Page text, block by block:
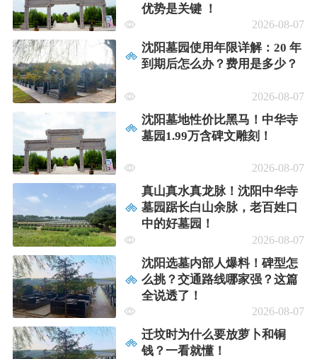
优势是关键​ ！
2026-08-07
沈阳墓园使用年限详解：20 年
到期后怎么办？费用是多少？
2026-08-07
沈阳墓地性价比黑马！中华寺
墓园1.99万含碑文雕刻！
2026-08-07
真山真水真龙脉！沈阳中华寺
墓园踞长白山余脉，老百姓口
中的好墓园！
2026-08-07
沈阳选墓内部人爆料！碑型怎
么挑？交通路线哪家强？这篇
全说透了！​​
2026-08-07
迁坟时为什么要放萝卜和铜
钱？一看就懂！